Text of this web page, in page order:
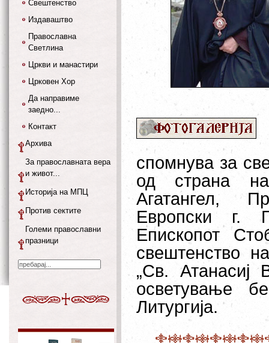
спомнува за
од страна на
Агатангел,
Европски г.
Епископот
свештенство
„Св. Атанасиј
oсветување
Литургија.
Свештенство
Издаваштво
Православна
Светлина
Цркви и манастири
Црковен Хор
Да направиме
заедно...
Контакт
Архива
За православната вера
и живот...
Историја на МПЦ
Против сектите
Големи православни
празници